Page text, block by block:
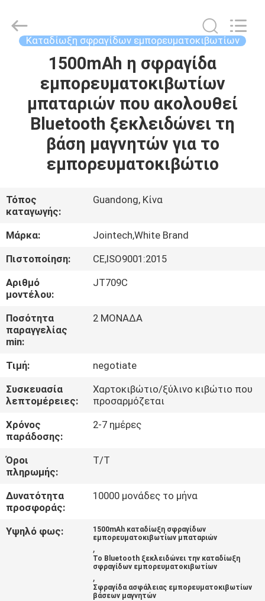
ΠΡΟΪΌΝΤΑ
ΕΜΦΆΝΙΣΗ
ΠΕΡΊΠΟΥ
ΕΜΕΊΣ
ΓΎΡΟΣ
ΕΡΓΟΣΤΑΣΊΩΝ
ΠΟΙΟΤΙΚΌΣ
ΈΛΕΓΧΟΣ
ΜΑΣ
ΕΛΆΤΕ
ΣΕ
ΕΠΑΦΉ
ΜΕ
ΖΗΤΉΣΤΕ
ΈΝΑ
ΑΠΌΣΠΑΣΜΑ
Καταδίωξη σφραγίδων εμπορευματοκιβωτίων
1500mAh η σφραγίδα
εμπορευματοκιβωτίων
μπαταριών που ακολουθεί
Bluetooth ξεκλειδώνει τη
βάση μαγνητών για το
εμπορευματοκιβώτιο
Τόπος
καταγωγής:
Guandong, Κίνα
Μάρκα:
Jointech,White Brand
Πιστοποίηση:
CE,ISO9001:2015
Αριθμό
μοντέλου:
JT709C
Ποσότητα
παραγγελίας
min:
2 ΜΟΝΑΔΑ
Τιμή:
negotiate
Συσκευασία
λεπτομέρειες:
Χαρτοκιβώτιο/ξύλινο κιβώτιο που
προσαρμόζεται
Χρόνος
παράδοσης:
2-7 ημέρες
Όροι
πληρωμής:
T/T
Δυνατότητα
προσφοράς:
10000 μονάδες το μήνα
Υψηλό φως:
1500mAh καταδίωξη σφραγίδων
εμπορευματοκιβωτίων μπαταριών
,
Το Bluetooth ξεκλειδώνει την καταδίωξη
σφραγίδων εμπορευματοκιβωτίων
,
Σφραγίδα ασφάλειας εμπορευματοκιβωτίων
βάσεων μαγνητών